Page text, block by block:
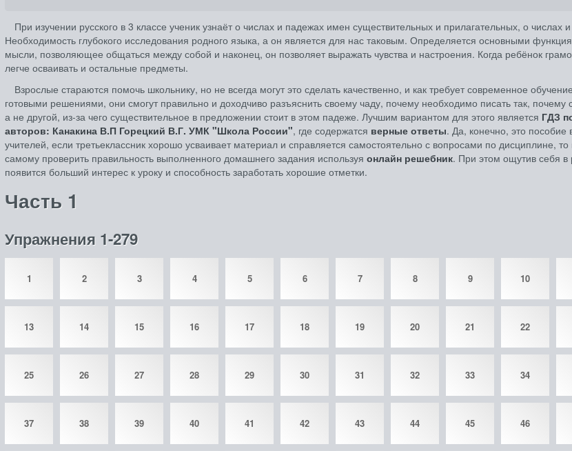
При изучении русского в 3 классе ученик узнаёт о числах и падежах имен существительных и прилагательных, о числах
Необходимость глубокого исследования родного языка, а он является для нас таковым. Определяется основными
мысли, позволяющее общаться между собой и наконец, он позволяет выражать чувства и настроения. Когда ребёнок
легче осваивать и остальные предметы.
Взрослые стараются помочь школьнику, но не всегда могут это сделать качественно, и как требует современное
готовыми решениями, они смогут правильно и доходчиво разъяснить своему чаду, почему необходимо писать так, почему
а не другой, из-за чего существительное в предложении стоит в этом падеже. Лучшим вариантом для этого является ГДЗ
авторов: Канакина В.П Горецкий В.Г. УМК "Школа России", где содержатся верные ответы. Да, конечно, это
учителей, если третьеклассник хорошо усваивает материал и справляется самостоятельно с вопросами по дисциплине,
самому проверить правильность выполненного домашнего задания используя онлайн решебник. При этом ощутив себя в
появится больший интерес к уроку и способность заработать хорошие отметки.
Часть 1
Упражнения 1-279
1 2 3 4 5 6 7 8 9 10
13 14 15 16 17 18 19 20 21 22
25 26 27 28 29 30 31 32 33 34
37 38 39 40 41 42 43 44 45 46